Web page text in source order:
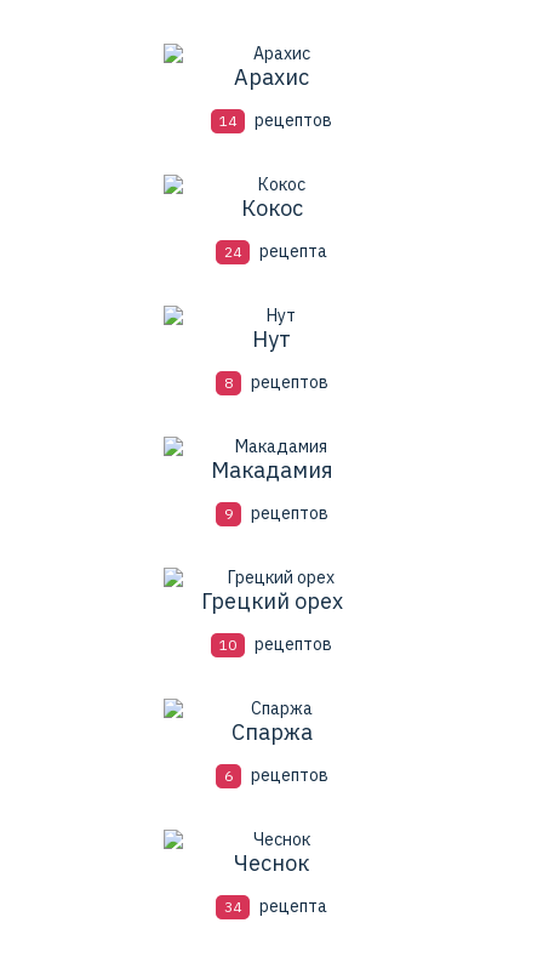
Арахис
14 рецептов
Кокос
24 рецепта
Нут
8 рецептов
Макадамия
9 рецептов
Грецкий орех
10 рецептов
Спаржа
6 рецептов
Чеснок
34 рецепта